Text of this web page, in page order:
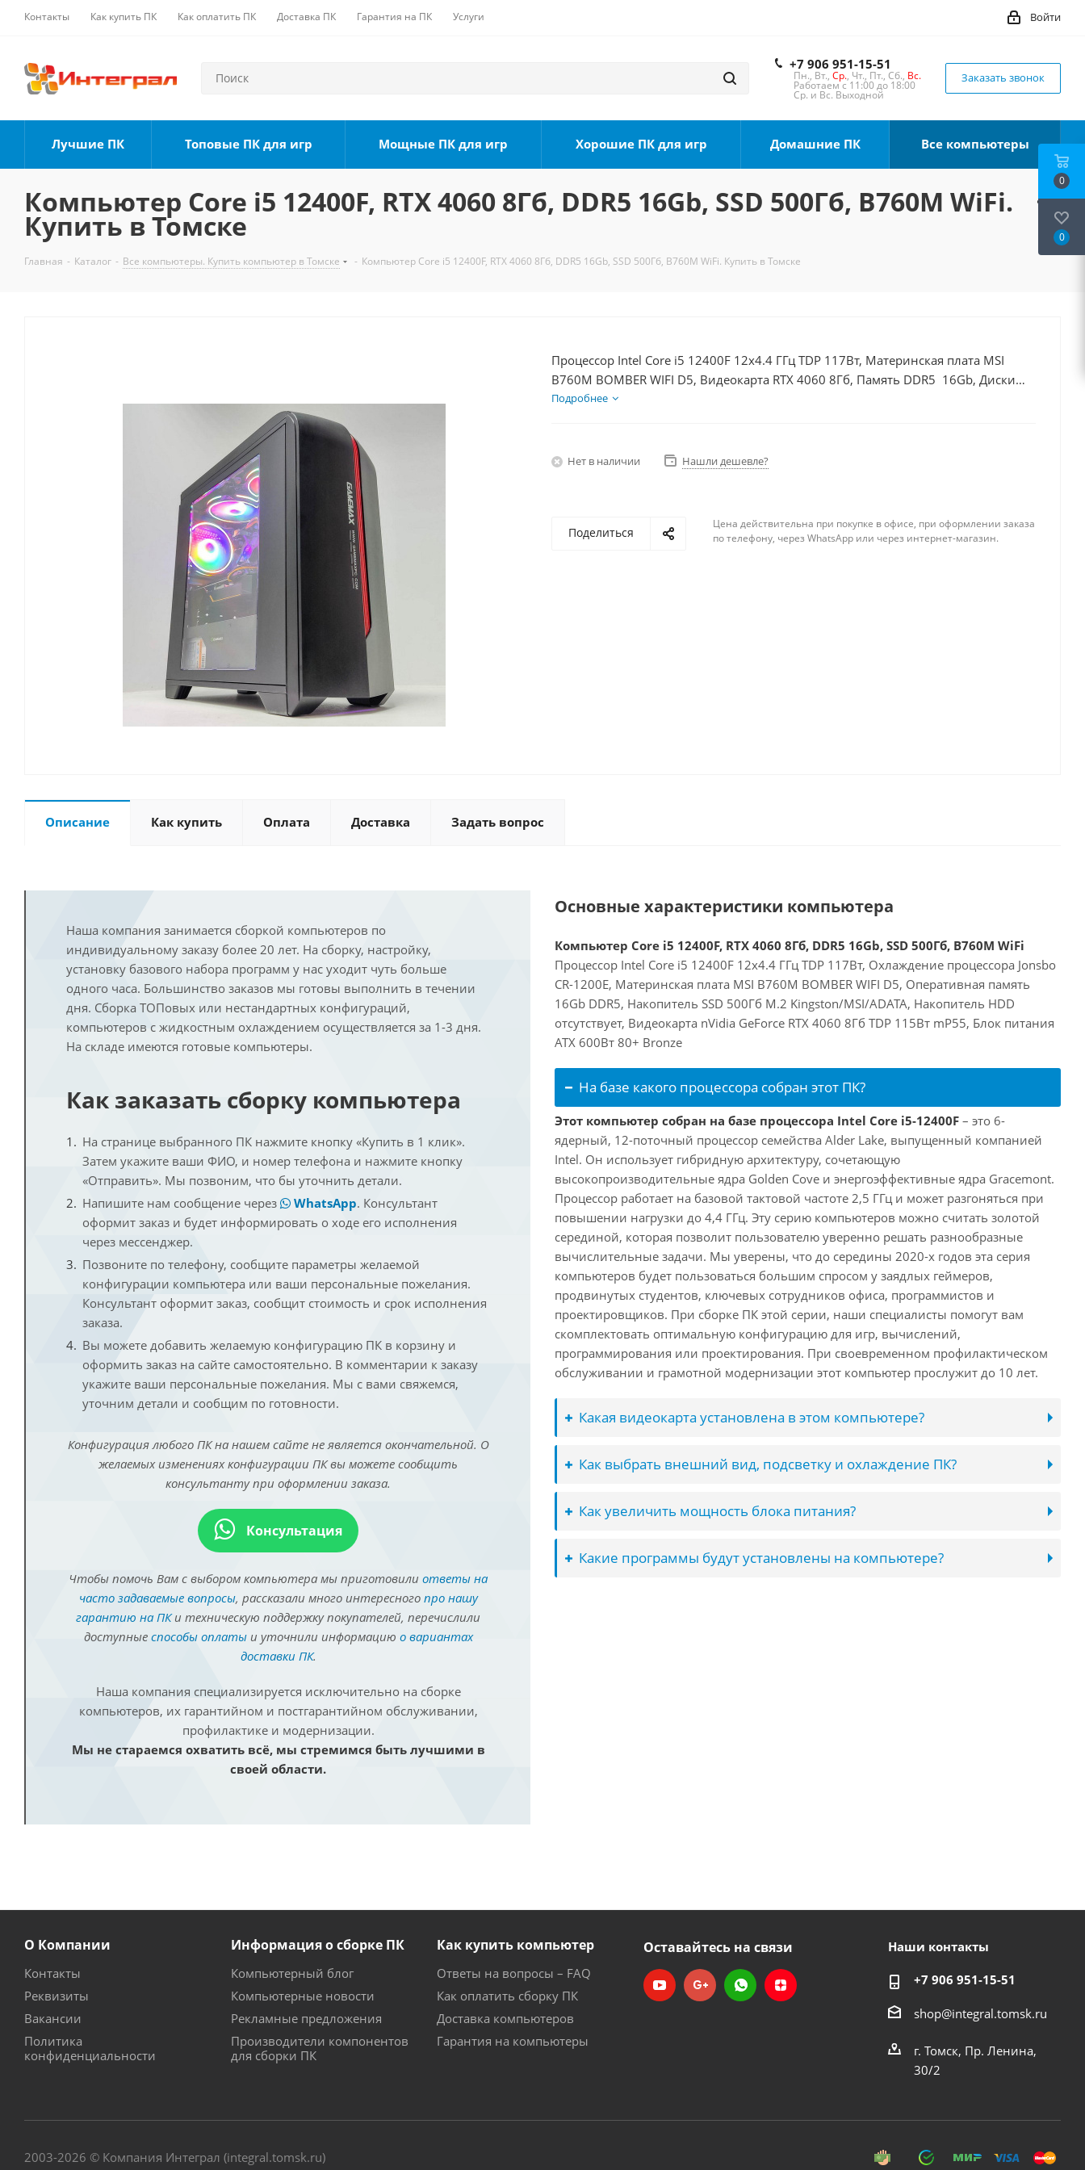
Контакты Как купить ПК Как оплатить ПК Доставка ПК Гарантия на ПК Услуги Войти
+7 906 951-15-51
Пн., Вт., Ср., Чт., Пт., Сб., Вс.
Работаем с 11:00 до 18:00
Ср. и Вс. Выходной
Заказать звонок
Лучшие ПК Топовые ПК для игр Мощные ПК для игр Хорошие ПК для игр Домашние ПК Все компьютеры
Компьютер Core i5 12400F, RTX 4060 8Гб, DDR5 16Gb, SSD 500Гб, B760M WiFi.
Купить в Томске
Главная - Каталог - Все компьютеры. Купить компьютер в Томске - Компьютер Core i5 12400F, RTX 4060 8Гб, DDR5 16Gb, SSD 500Гб, B760M WiFi. Купить в Томске
Процессор Intel Core i5 12400F 12x4.4 ГГц TDP 117Вт, Материнская плата MSI
B760M BOMBER WIFI D5, Видеокарта RTX 4060 8Гб, Память DDR5 16Gb, Диски
SSD 500Гб, БП 600Вт
Подробнее
Нет в наличии Нашли дешевле?
Поделиться
Цена действительна при покупке в офисе, при оформлении заказа
по телефону, через WhatsApp или через интернет-магазин.
Описание Как купить Оплата Доставка Задать вопрос
Наша компания занимается сборкой компьютеров по
индивидуальному заказу более 20 лет. На сборку, настройку,
установку базового набора программ у нас уходит чуть больше
одного часа. Большинство заказов мы готовы выполнить в течении
дня. Сборка ТОПовых или нестандартных конфигураций,
компьютеров с жидкостным охлаждением осуществляется за 1-3 дня.
На складе имеются готовые компьютеры.
Как заказать сборку компьютера
На странице выбранного ПК нажмите кнопку «Купить в 1 клик».
Затем укажите ваши ФИО, и номер телефона и нажмите кнопку
«Отправить». Мы позвоним, что бы уточнить детали.
Напишите нам сообщение через
WhatsApp. Консультант
оформит заказ и будет информировать о ходе его исполнения
через мессенджер.
Позвоните по телефону, сообщите параметры желаемой
конфигурации компьютера или ваши персональные пожелания.
Консультант оформит заказ, сообщит стоимость и срок исполнения
заказа.
Вы можете добавить желаемую конфигурацию ПК в корзину и
оформить заказ на сайте самостоятельно. В комментарии к заказу
укажите ваши персональные пожелания. Мы с вами свяжемся,
уточним детали и сообщим по готовности.
Конфигурация любого ПК на нашем сайте не является окончательной. О
желаемых изменениях конфигурации ПК вы можете сообщить
консультанту при оформлении заказа.
Консультация
Чтобы помочь Вам с выбором компьютера мы приготовили ответы на
часто задаваемые вопросы, рассказали много интересного про нашу
гарантию на ПКи техническую поддержку покупателей, перечислили
доступные способы оплатыи уточнили информацию о вариантах
доставки ПК.
Наша компания специализируется исключительно на сборке
компьютеров, их гарантийном и постгарантийном обслуживании,
профилактике и модернизации.
Мы не стараемся охватить всё, мы стремимся быть лучшими в
своей области.
Основные характеристики компьютера
Компьютер Core i5 12400F, RTX 4060 8Гб, DDR5 16Gb, SSD 500Гб, B760M WiFi
Процессор Intel Core i5 12400F 12x4.4 ГГц TDP 117Вт, Охлаждение процессора Jonsbo
CR-1200E, Материнская плата MSI B760M BOMBER WIFI D5, Оперативная память
16Gb DDR5, Накопитель SSD 500Гб M.2 Kingston/MSI/ADATA, Накопитель HDD
отсутствует, Видеокарта nVidia GeForce RTX 4060 8Гб TDP 115Вт mP55, Блок питания
ATX 600Вт 80+ Bronze
На базе какого процессора собран этот ПК?
Этот компьютер собран на базе процессора Intel Core i5-12400F – это 6-
ядерный, 12-поточный процессор семейства Alder Lake, выпущенный компанией
Intel. Он использует гибридную архитектуру, сочетающую
высокопроизводительные ядра Golden Cove и энергоэффективные ядра Gracemont.
Процессор работает на базовой тактовой частоте 2,5 ГГц и может разгоняться при
повышении нагрузки до 4,4 ГГц. Эту серию компьютеров можно считать золотой
серединой, которая позволит пользователю уверенно решать разнообразные
вычислительные задачи. Мы уверены, что до середины 2020-х годов эта серия
компьютеров будет пользоваться большим спросом у заядлых геймеров,
продвинутых студентов, ключевых сотрудников офиса, программистов и
проектировщиков. При сборке ПК этой серии, наши специалисты помогут вам
скомплектовать оптимальную конфигурацию для игр, вычислений,
программирования или проектирования. При своевременном профилактическом
обслуживании и грамотной модернизации этот компьютер прослужит до 10 лет.
Какая видеокарта установлена в этом компьютере?
Как выбрать внешний вид, подсветку и охлаждение ПК?
Как увеличить мощность блока питания?
Какие программы будут установлены на компьютере?
О Компании
Контакты
Реквизиты
Вакансии
Политика
конфиденциальности
Информация о сборке ПК
Компьютерный блог
Компьютерные новости
Рекламные предложения
Производители компонентов
для сборки ПК
Как купить компьютер
Ответы на вопросы – FAQ
Как оплатить сборку ПК
Доставка компьютеров
Гарантия на компьютеры
Оставайтесь на связи Наши контакты
+7 906 951-15-51
shop@integral.tomsk.ru
г. Томск, Пр. Ленина,
30/2
2003-2026 © Компания Интеграл (integral.tomsk.ru)
0
0